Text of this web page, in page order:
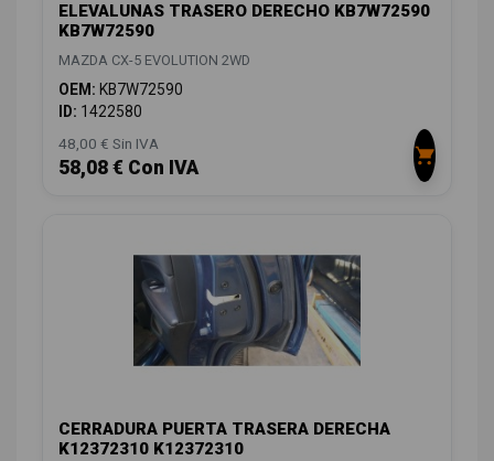
ELEVALUNAS TRASERO DERECHO KB7W72590
KB7W72590
MAZDA CX-5 EVOLUTION 2WD
OEM: KB7W72590
ID: 1422580
48,00 € Sin IVA
58,08 € Con IVA
CERRADURA PUERTA TRASERA DERECHA
K12372310 K12372310